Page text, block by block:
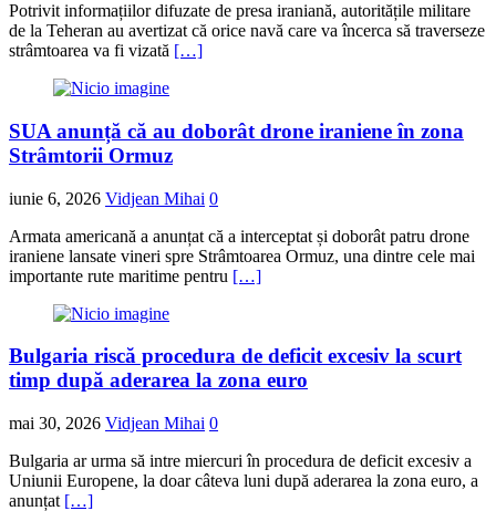
Potrivit informațiilor difuzate de presa iraniană, autoritățile militare
de la Teheran au avertizat că orice navă care va încerca să traverseze
strâmtoarea va fi vizată […]
SUA anunță că au doborât drone iraniene în zona
Strâmtorii Ormuz
iunie 6, 2026 Vidjean Mihai 0
Armata americană a anunțat că a interceptat și doborât patru drone
iraniene lansate vineri spre Strâmtoarea Ormuz, una dintre cele mai
importante rute maritime pentru […]
Bulgaria riscă procedura de deficit excesiv la scurt
timp după aderarea la zona euro
mai 30, 2026 Vidjean Mihai 0
Bulgaria ar urma să intre miercuri în procedura de deficit excesiv a
Uniunii Europene, la doar câteva luni după aderarea la zona euro, a
anunțat […]